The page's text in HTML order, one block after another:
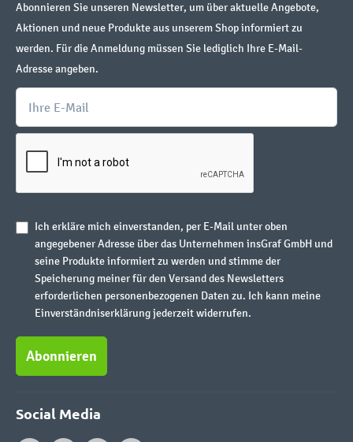
Abonnieren Sie unseren Newsletter, um über aktuelle Angebote,
Aktionen und neue Produkte aus unserem Shop informiert zu
werden. Für die Anmeldung müssen Sie lediglich Ihre E-Mail-
Adresse angeben.
Ich erkläre mich einverstanden, per E-Mail unter oben
angegebener Adresse über das Unternehmen insGraf GmbH und
seine Produkte informiert zu werden und stimme der
Speicherung meiner für den Versand des Newsletters
erforderlichen personenbezogenen Daten zu. Ich kann meine
Einverständniserklärung jederzeit widerrufen.
Abonnieren
Social Media